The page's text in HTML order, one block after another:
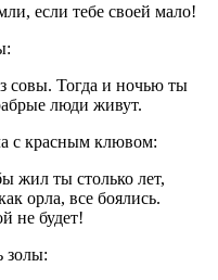
если тебе своей мало!
Тогда и ночью ты
люди живут.
с красным клювом:
жил ты столько лет,
орла, все боялись.
не будет!
золы: